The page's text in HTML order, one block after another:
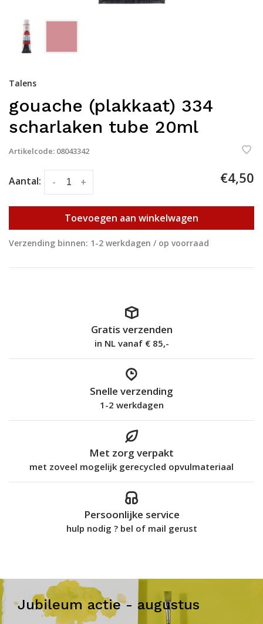
Talens
gouache (plakkaat) 334
scharlaken tube 20ml
Artikelcode: 08043342
Aantal: +
- €4,50
Toevoegen aan winkelwagen
Verzending binnen: 1-2 werkdagen / op voorraad
Gratis verzenden
in NL vanaf € 85,-
Snelle verzending
1-2 werkdagen
Met zorg verpakt
met zoveel mogelijk gerecycled opvulmateriaal
Persoonlijke service
hulp nodig ? bel of mail gerust
Jubileum actie - augustus